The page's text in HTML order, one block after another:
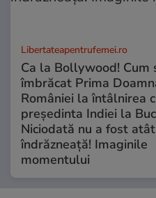
Libertateapentrufemei.ro
Ca la Bollywood! Cum
îmbrăcat Prima
României la întâlnirea
președinta Indiei la
Niciodată nu a fost
îndrăzneață! Imaginile
momentului